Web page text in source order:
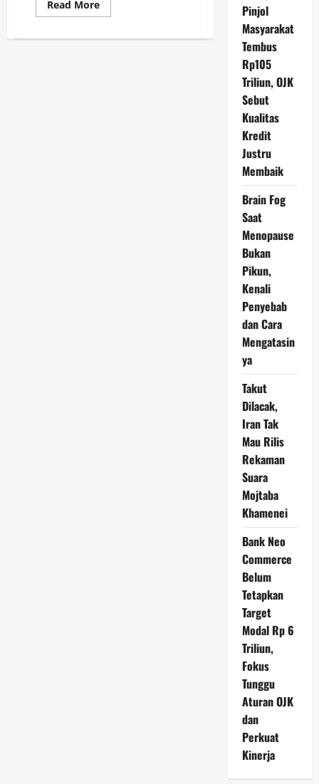
Read MoreRead
more
Raksasa
Pinjol
Masyarakat
Tembus
Rp105
Triliun, OJK
Sebut
Kualitas
Kredit
Justru
Membaik
Brain Fog
Saat
Menopause
Bukan
Pikun,
Kenali
Penyebab
dan Cara
Mengatasin
ya
Takut
Dilacak,
Iran Tak
Mau Rilis
Rekaman
Suara
Mojtaba
Khamenei
Bank Neo
Commerce
Belum
Tetapkan
Target
Modal Rp 6
Triliun,
Fokus
Tunggu
Aturan OJK
dan
Perkuat
Kinerja